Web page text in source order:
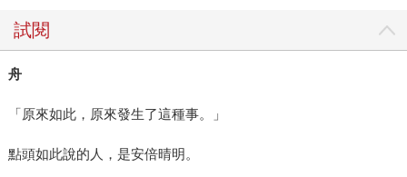
試閱
舟
「原來如此，原來發生了這種事。」
點頭如此說的人，是安倍晴明。